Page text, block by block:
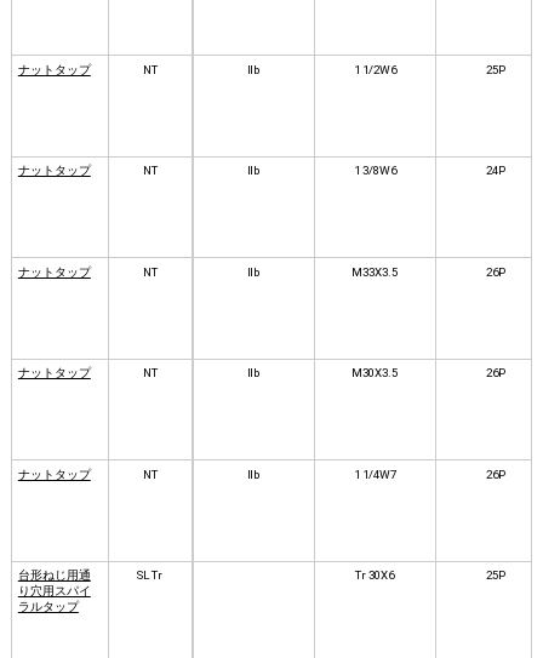
ナットタップ NT Ⅱb 1 1/2W6 25P
ナットタップ NT Ⅱb 1 3/8W6 24P
ナットタップ NT Ⅱb M33X3.5 26P
ナットタップ NT Ⅱb M30X3.5 26P
ナットタップ NT Ⅱb 1 1/4W7 26P
台形ねじ用通
り穴用スパイ
ラルタップ
SL Tr Tr 30X6 25P